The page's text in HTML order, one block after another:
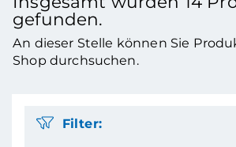
gefunden.
An dieser Stelle können Sie
Shop durchsuchen.
Filter: